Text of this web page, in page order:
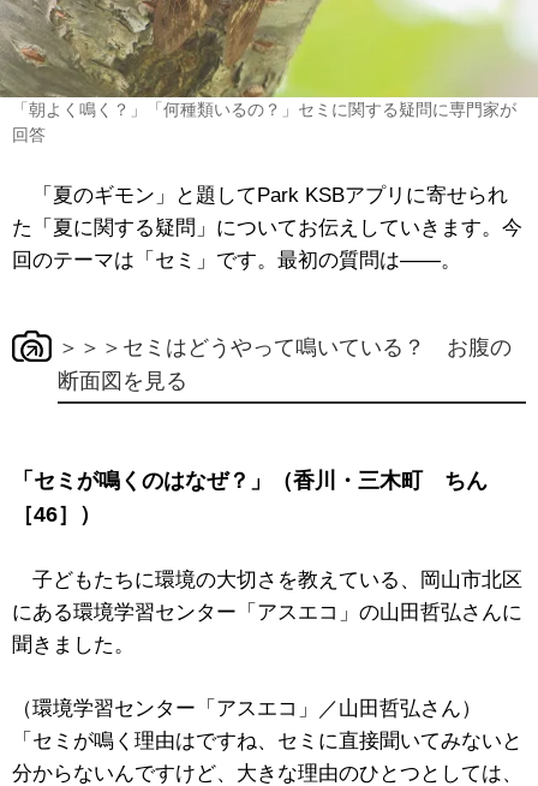
「朝よく鳴く？」「何種類いるの？」セミに関する疑問に専門家が
回答
「夏のギモン」と題してPark KSBアプリに寄せられ
た「夏に関する疑問」についてお伝えしていきます。今
回のテーマは「セミ」です。最初の質問は――。
＞＞＞セミはどうやって鳴いている？ お腹の
断面図を見る
「セミが鳴くのはなぜ？」（香川・三木町 ちん
［46］）
子どもたちに環境の大切さを教えている、岡山市北区
にある環境学習センター「アスエコ」の山田哲弘さんに
聞きました。
（環境学習センター「アスエコ」／山田哲弘さん）
「セミが鳴く理由はですね、セミに直接聞いてみないと
分からないんですけど、大きな理由のひとつとしては、